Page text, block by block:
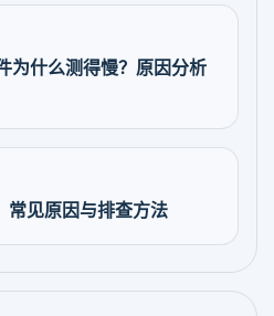
为什么测得慢？原因分析
常见原因与排查方法